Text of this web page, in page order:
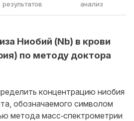
результатов
анализ
Ниобий (Nb) в крови
по методу доктора
концентрацию ниобия
обозначаемого символом
метода масс‑спектрометрии